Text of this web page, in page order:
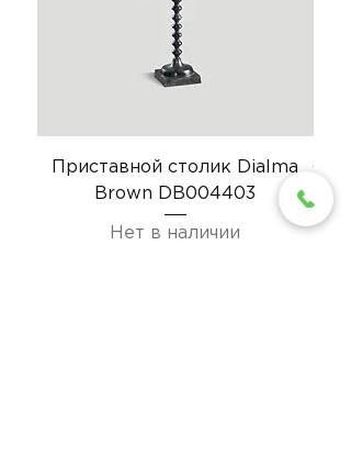
Приставной столик Dialma
Brown DB004403
Нет в наличии